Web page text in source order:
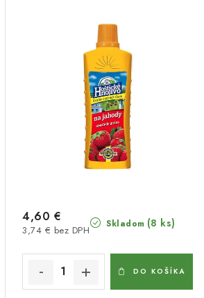
Skladom (8 ks)
3,74 € bez DPH
4,60 €
DO KOŠÍKA